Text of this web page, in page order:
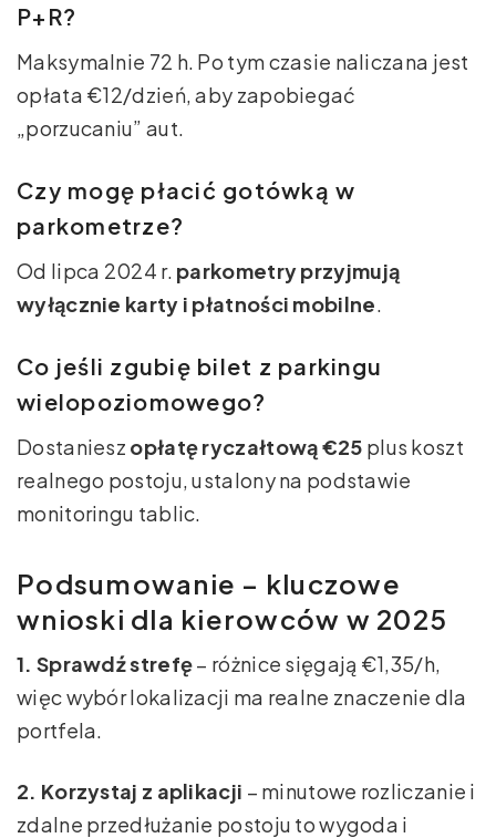
P+R?
Maksymalnie 72 h. Po tym czasie naliczana jest
opłata €12/dzień, aby zapobiegać
„porzucaniu” aut.
Czy mogę płacić gotówką w
parkometrze?
Od lipca 2024 r. parkometry przyjmują
wyłącznie karty i płatności mobilne.
Co jeśli zgubię bilet z parkingu
wielopoziomowego?
Dostaniesz opłatę ryczałtową €25 plus koszt
realnego postoju, ustalony na podstawie
monitoringu tablic.
Podsumowanie – kluczowe
wnioski dla kierowców w 2025
1. Sprawdź strefę– różnice sięgają €1,35/h,
więc wybór lokalizacji ma realne znaczenie dla
portfela.
2. Korzystaj z aplikacji – minutowe rozliczanie i
zdalne przedłużanie postoju to wygoda i